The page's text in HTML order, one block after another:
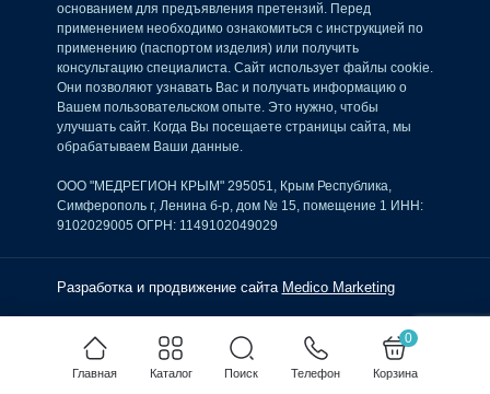
Главная Каталог Поиск Телефон
0
Корзина
основанием для предъявления претензий. Перед
применением необходимо ознакомиться с инструкцией по
применению (паспортом изделия) или получить
консультацию специалиста. Сайт использует файлы cookie.
Они позволяют узнавать Вас и получать информацию о
Вашем пользовательском опыте. Это нужно, чтобы
улучшать сайт. Когда Вы посещаете страницы сайта, мы
обрабатываем Ваши данные.
ООО "МЕДРЕГИОН КРЫМ" 295051, Крым Республика,
Симферополь г, Ленина б-р, дом № 15, помещение 1 ИНН:
9102029005 ОГРН: 1149102049029
Разработка и продвижение сайта Medico Marketing